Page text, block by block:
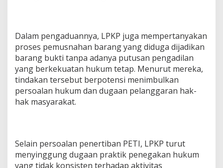
Dalam pengaduannya, LPKP juga mempertanyakan
proses pemusnahan barang yang diduga dijadikan
barang bukti tanpa adanya putusan pengadilan
yang berkekuatan hukum tetap. Menurut mereka,
tindakan tersebut berpotensi menimbulkan
persoalan hukum dan dugaan pelanggaran hak-
hak masyarakat.
Selain persoalan penertiban PETI, LPKP turut
menyinggung dugaan praktik penegakan hukum
yang tidak konsisten terhadap aktivitas